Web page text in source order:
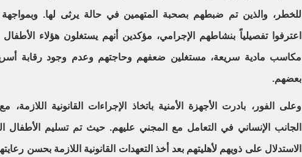
للخطر، والذين تم ضبطهم بصحبة المتهمين في حالة يرثى لها. وبمواجهة
اعترفوا تفصيلياً بنشاطهم الإجرامي، مؤكدين أنهم يستغلون هؤلاء الأطفال
مكاسب مادية سريعة، مستغلين ضعفهم وحاجتهم وعدم وجود رقابة
بعضهم.
وعلى الفور، بادرت الأجهزة الأمنية باتخاذ الإجراءات القانونية اللازمة،
الجانب الإنساني في التعامل مع المجني عليهم. حيث تم تسليم الأطفال
الاستدلال على ذويهم لأهليتهم بعد أخذ التعهدات القانونية اللازمة بحسن